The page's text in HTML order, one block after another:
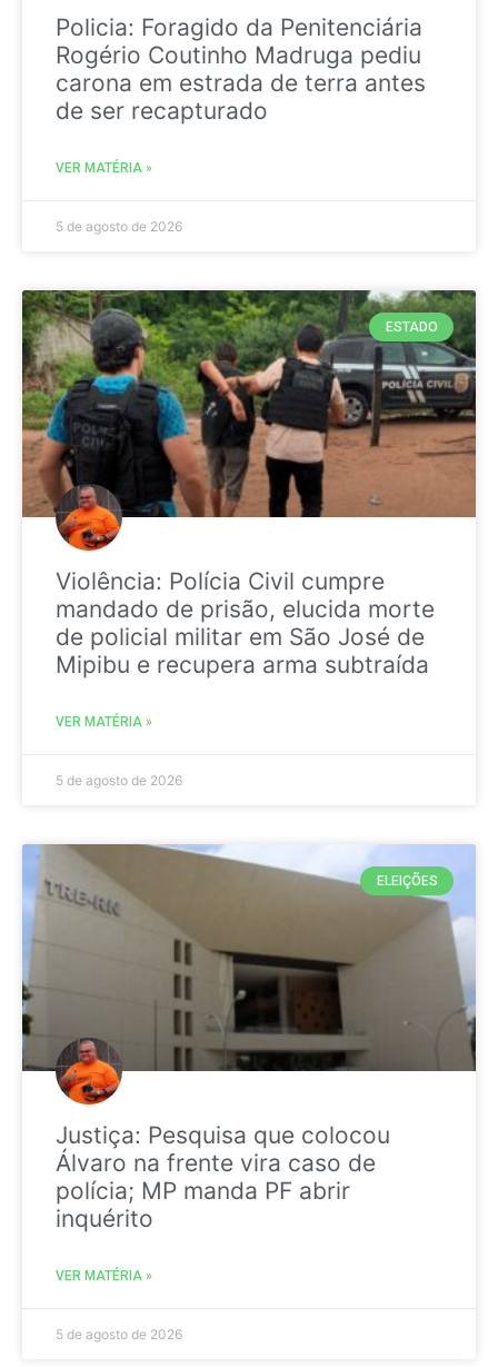
Policia: Foragido da Penitenciária
Rogério Coutinho Madruga pediu
carona em estrada de terra antes
de ser recapturado
VER MATÉRIA »
5 de agosto de 2026
ESTADO
Violência: Polícia Civil cumpre
mandado de prisão, elucida morte
de policial militar em São José de
Mipibu e recupera arma subtraída
VER MATÉRIA »
5 de agosto de 2026
ELEIÇÕES
Justiça: Pesquisa que colocou
Álvaro na frente vira caso de
polícia; MP manda PF abrir
inquérito
VER MATÉRIA »
5 de agosto de 2026